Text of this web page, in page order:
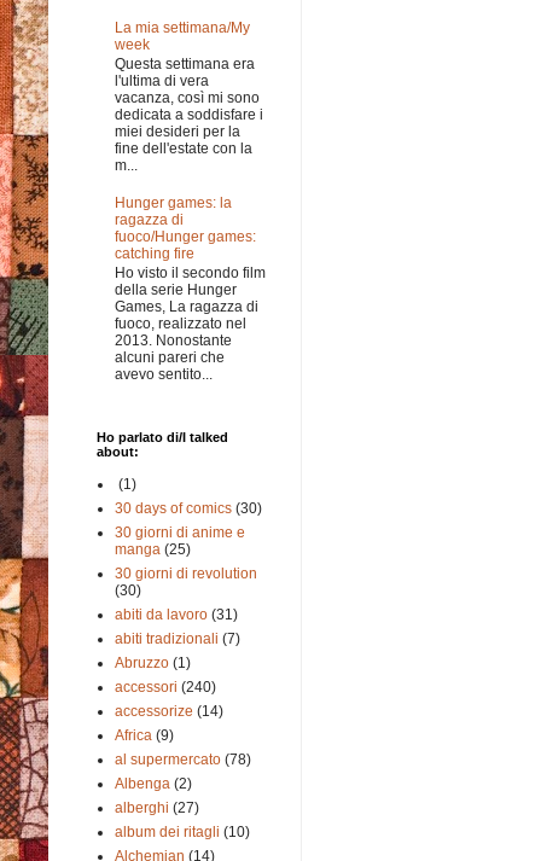
La mia settimana/My
week
Questa settimana era
l'ultima di vera
vacanza, così mi sono
dedicata a soddisfare i
miei desideri per la
fine dell'estate con la
m...
Hunger games: la
ragazza di
fuoco/Hunger games:
catching fire
Ho visto il secondo film
della serie Hunger
Games, La ragazza di
fuoco, realizzato nel
2013. Nonostante
alcuni pareri che
avevo sentito...
Ho parlato di/I talked
about:
(1)
30 days of comics (30)
30 giorni di anime e
manga (25)
30 giorni di revolution
(30)
abiti da lavoro (31)
abiti tradizionali (7)
Abruzzo (1)
accessori (240)
accessorize (14)
Africa (9)
al supermercato (78)
Albenga (2)
alberghi (27)
album dei ritagli (10)
Alchemian (14)